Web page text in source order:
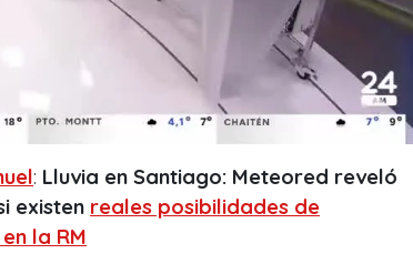
: Lluvia en Santiago: Meteored reveló
existen reales posibilidades de
la RM